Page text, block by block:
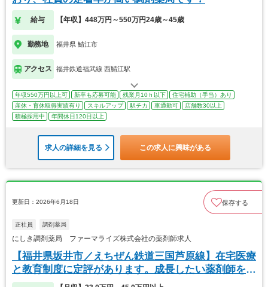
給与 【年収】448万円～550万円24歳～45歳
勤務地 福井県 鯖江市
アクセス 福井鉄道福武線 西鯖江駅
年収550万円以上可 新卒も応募可能 残業月10ｈ以下
住宅補助（手当）あり
産休・育休取得実績有り
スキルアップ 駅チカ 車通勤可
店舗数30以上
積極採用中
年間休日120日以上
求人の詳細を見る この求人に興味がある
更新日：2026年6月18日 保存する
正社員 調剤薬局
にしき調剤薬局 ファーマライズ株式会社の薬剤師求人
【福井県坂井市／えちぜん鉄道三国芦原線】在宅医療
と教育制度に定評があります。成長したい薬剤師を募
集